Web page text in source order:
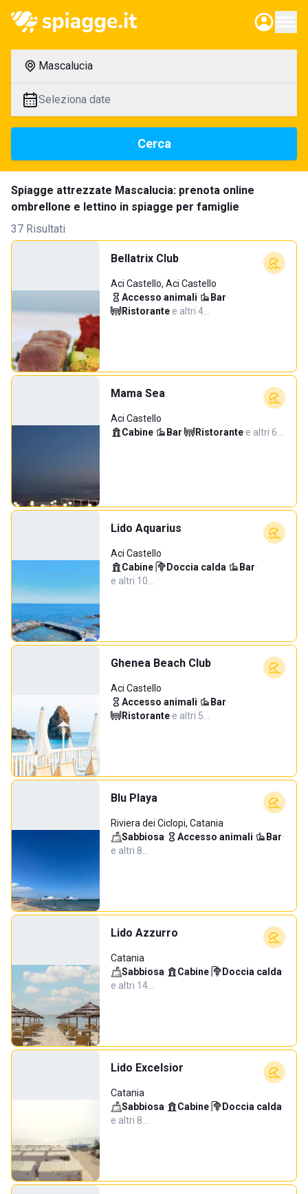
Mascalucia
Seleziona date
Cerca
Spiagge attrezzate Mascalucia: prenota online
ombrellone e lettino in spiagge per famiglie
37 Risultati
Bellatrix Club
Aci Castello, Aci Castello
Accesso animali· Bar·
Ristorante·e altri 4…
Mama Sea
Aci Castello
Cabine· Bar· Ristorante·e altri 6…
Lido Aquarius
Aci Castello
Cabine· Doccia calda· Bar·
e altri 10…
Ghenea Beach Club
Aci Castello
Accesso animali· Bar·
Ristorante·e altri 5…
Blu Playa
Riviera dei Ciclopi, Catania
Sabbiosa· Accesso animali· Bar·
e altri 8…
Lido Azzurro
Catania
Sabbiosa· Cabine· Doccia calda·
e altri 14…
Lido Excelsior
Catania
Sabbiosa· Cabine· Doccia calda·
e altri 8…